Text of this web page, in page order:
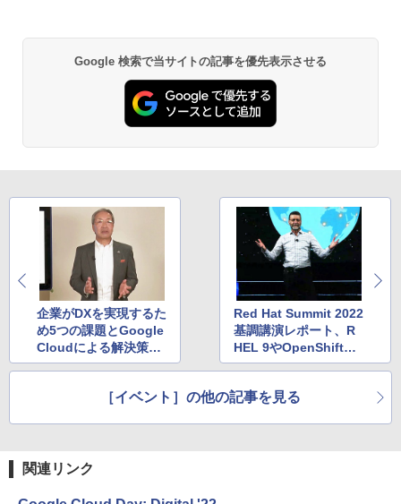
Google 検索で当サイトの記事を優先表示させる
企業がDXを実現するた
め5つの課題とGoogle
Cloudによる解決策―
―、「Google Cloud
Red Hat Summit 2022
基調講演レポート、R
HEL 9やOpenShift関
連の機能をデモ
［イベント］の他の記事を見る
関連リンク